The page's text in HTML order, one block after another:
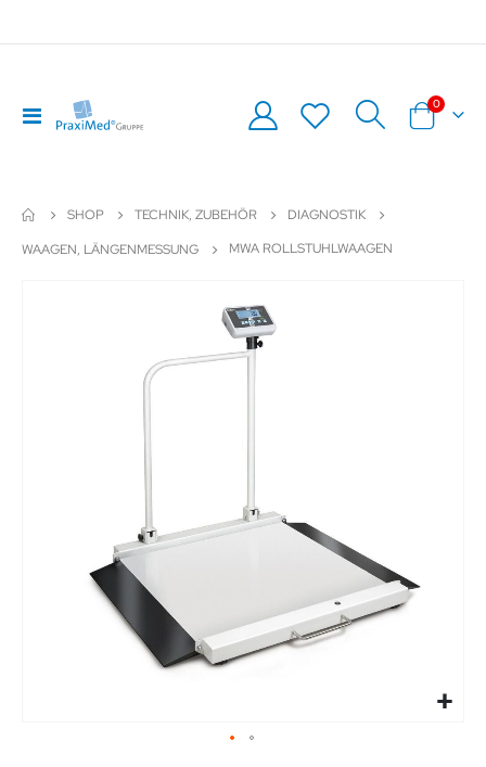
Navigation
umschalten
Warenkorb
0Artikel
SHOP TECHNIK, ZUBEHÖR
DIAGNOSTIK
WAAGEN, LÄNGENMESSUNG
MWA ROLLSTUHLWAAGEN